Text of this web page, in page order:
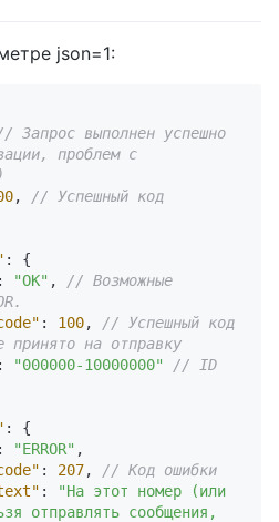
json=1:
Запрос выполнен успешно
проблем с
,
// Успешный код
:
{
: "OK" ,
// Возможные
: 100,
// Успешный код
принято на отправку
: "000000-10000000"
// ID
:
{
: "ERROR" ,
: 207,
// Код ошибки
:
"На этот номер (или
отправлять сообщения,